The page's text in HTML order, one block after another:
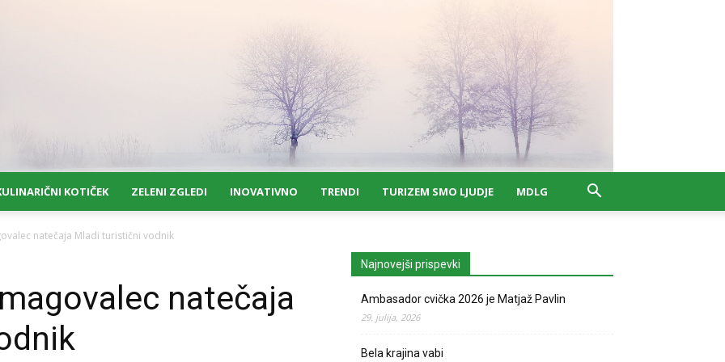
KOTIČEK ZELENI ZGLEDI INOVATIVNO TRENDI TURIZEM SMO LJUDJE MDLG
natečaja Mladi turistični vodnik
natečaja
Najnovejši prispevki
Ambasador cvička 2026 je Matjaž Pavlin
29. julija, 2026
Bela krajina vabi